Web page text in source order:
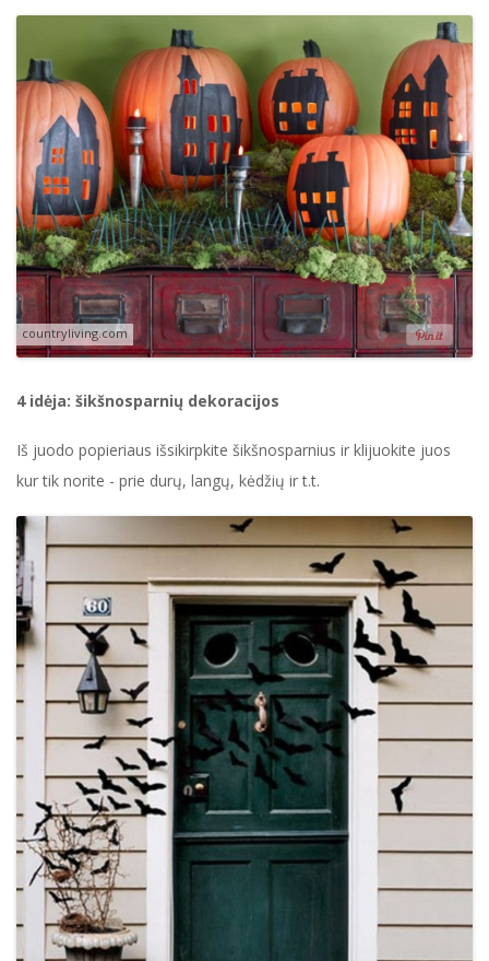
countryliving.com
4 idėja: šikšnosparnių dekoracijos
Iš juodo popieriaus išsikirpkite šikšnosparnius ir klijuokite juos
kur tik norite - prie durų, langų, kėdžių ir t.t.